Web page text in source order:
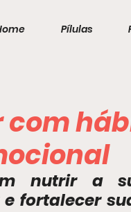
Pílulas
com
nutrir a
fortalecer